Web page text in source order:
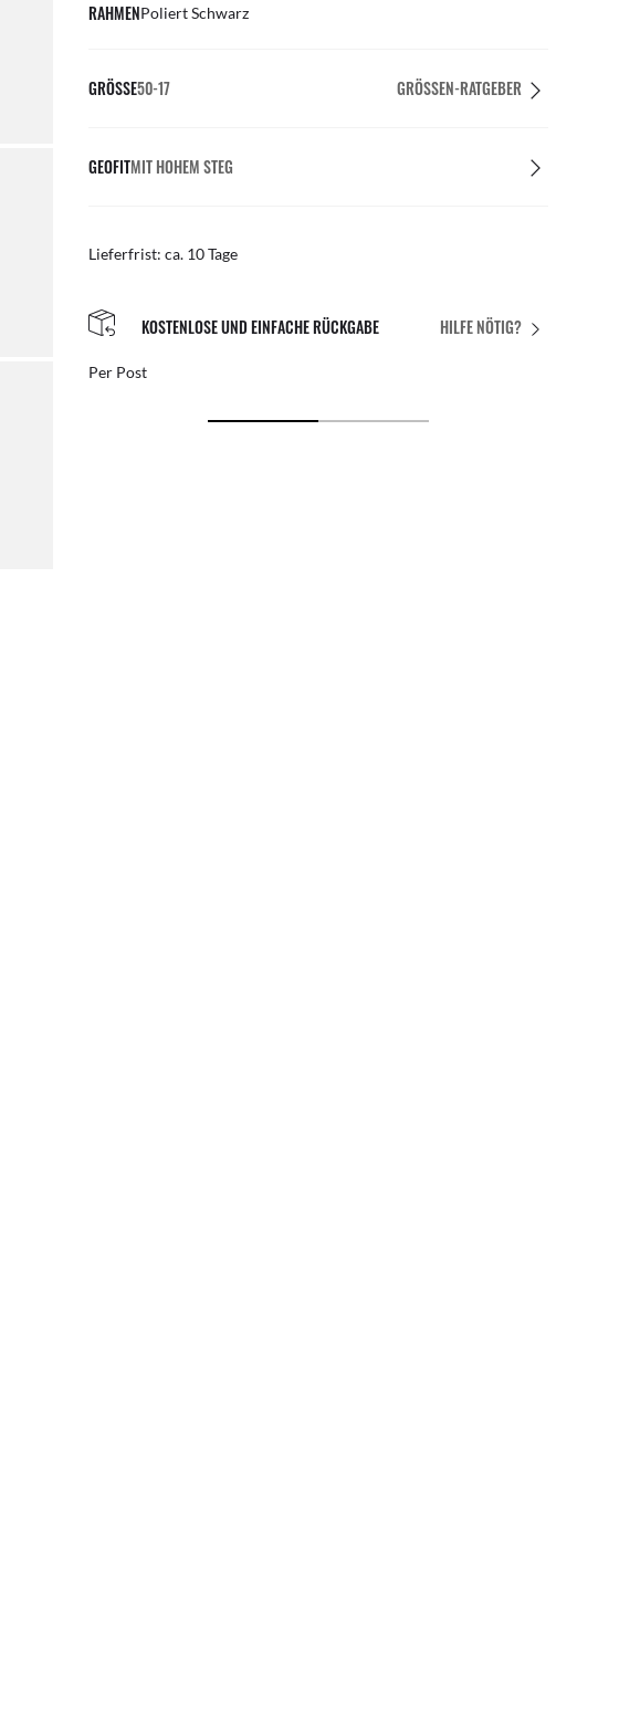
RAHMENPoliert Schwarz
GRÖSSE50-17 GRÖSSEN-RATGEBER
GEOFITMIT HOHEM STEG
Lieferfrist: ca. 10 Tage
HILFE NÖTIG?
PASST PERFEKT